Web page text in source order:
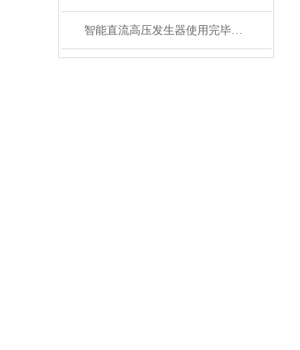
智能直流高压发生器使用完毕后应该注意放电步骤